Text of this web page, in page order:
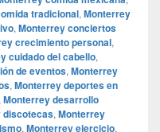
tradicional, Monterrey
, Monterrey conciertos
crecimiento personal,
cuidado del cabello,
de eventos, Monterrey
, Monterrey deportes en
Monterrey desarrollo
discotecas, Monterrey
, Monterrey ejercicio,